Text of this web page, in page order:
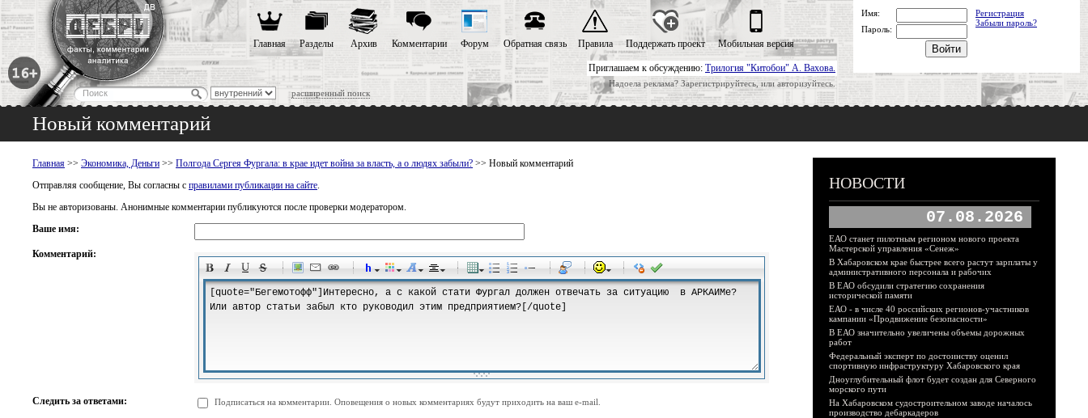
Приглашаем к обсуждению: Трилогия "Китобои" А. Вахова.
Надоела реклама? Зарегистрируйтесь, или авторизуйтесь.
расширенный поиск
Главная Разделы Архив Комментарии Форум Обратная связь Правила Поддержать проект Мобильная версия
Имя:
Регистрация
Забыли пароль?
Пароль:
Новый комментарий
Главная >> Экономика, Деньги >> Полгода Сергея Фургала: в крае идет война за власть, а о людях забыли? >> Новый комментарий
Отправляя сообщение, Вы согласны с правилами публикации на сайте.
Вы не авторизованы. Анонимные комментарии публикуются после проверки модератором.
Ваше имя:
Комментарий:
-
-
-
-
-
-
-
-
-
-
-
-
-
-
-
-
-
-
-
-
-
-
-
-
-
-
-
-
-
-
-
-
Следить за ответами: Подписаться на комментарии. Оповещения о новых комментариях будут приходить на ваш e-mail.
НОВОСТИ
07.08.2026
ЕАО станет пилотным регионом нового проекта
Мастерской управления «Сенеж»
В Хабаровском крае быстрее всего растут зарплаты у
административного персонала и рабочих
В ЕАО обсудили стратегию сохранения
исторической памяти
ЕАО - в числе 40 российских регионов-участников
кампании «Продвижение безопасности»
В ЕАО значительно увеличены объемы дорожных
работ
Федеральный эксперт по достоинству оценил
спортивную инфраструктуру Хабаровского края
Дноуглубительный флот будет создан для Северного
морского пути
На Хабаровском судостроительном заводе началось
производство дебаркадеров